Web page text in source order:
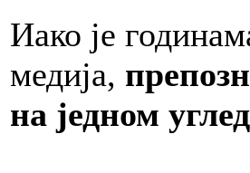
Иако је
медија,
на једном